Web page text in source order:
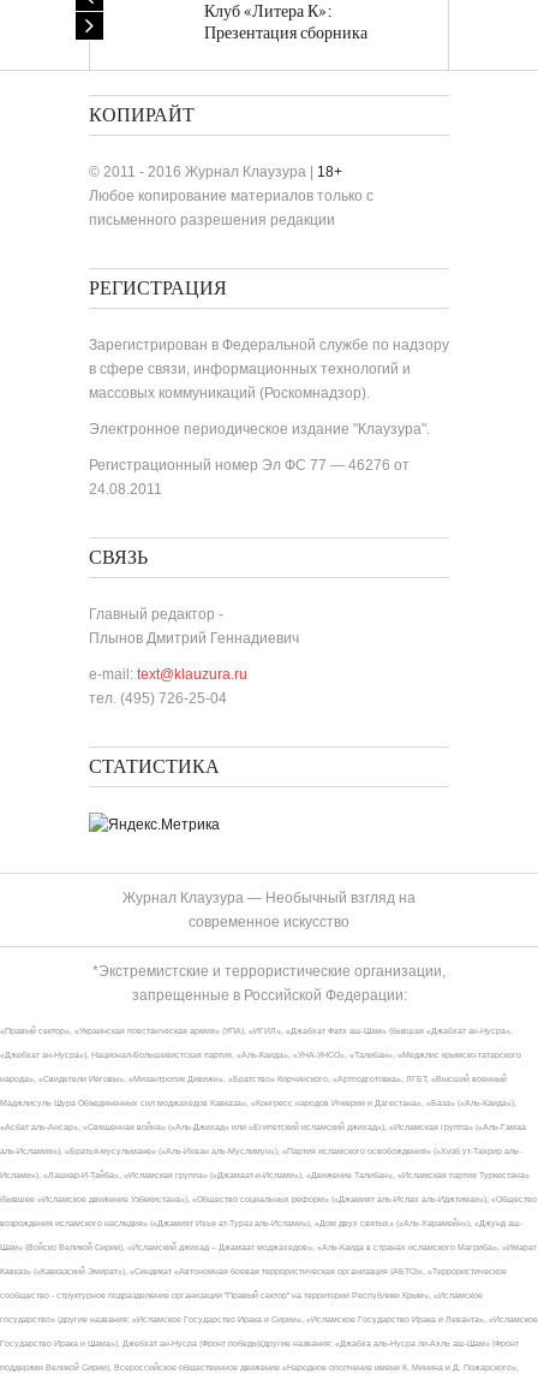
Клуб «Литера К»:
Презентация сборника
КОПИРАЙТ
© 2011 - 2016 Журнал Клаузура | 18+
Любое копирование материалов только с
письменного разрешения редакции
РЕГИСТРАЦИЯ
Зарегистрирован в Федеральной службе по надзору
в сфере связи, информационных технологий и
массовых коммуникаций (Роскомнадзор).
Электронное периодическое издание "Клаузура".
Регистрационный номер Эл ФС 77 — 46276 от
24.08.2011
СВЯЗЬ
Главный редактор -
Плынов Дмитрий Геннадиевич
e-mail: text@klauzura.ru
тел. (495) 726-25-04
СТАТИСТИКА
Журнал Клаузура — Необычный взгляд на
современное искусство
*Экстремистские и террористические организации,
запрещенные в Российской Федерации:
«Правый сектор», «Украинская повстанческая армия» (УПА), «ИГИЛ», «Джабхат Фатх аш-Шам» (бывшая «Джабхат ан-Нусра»,
«Джебхат ан-Нусра»), Национал-Большевистская партия, «Аль-Каида», «УНА-УНСО», «Талибан», «Меджлис крымско-татарского
народа», «Свидетели Иеговы», «Мизантропик Дивижн», «Братство» Корчинского, «Артподготовка», ЛГБТ, «Высший военный
Маджлисуль Шура Объединенных сил моджахедов Кавказа», «Конгресс народов Ичкерии и Дагестана», «База» («Аль-Каида»),
«Асбат аль-Ансар», «Священная война» («Аль-Джихад» или «Египетский исламский джихад»), «Исламская группа» («Аль-Гамаа
аль-Исламия»), «Братья-мусульмане» («Аль-Ихван аль-Муслимун»), «Партия исламского освобождения» («Хизб ут-Тахрир аль-
Ислами»), «Лашкар-И-Тайба», «Исламская группа» («Джамаат-и-Ислами»), «Движение Талибан», «Исламская партия Туркестана»
(бывшее «Исламское движение Узбекистана»), «Общество социальных реформ» («Джамият аль-Ислах аль-Иджтимаи»), «Общество
возрождения исламского наследия» («Джамият Ихья ат-Тураз аль-Ислами»), «Дом двух святых» («Аль-Харамейн»), «Джунд аш-
Шам» (Войско Великой Сирии), «Исламский джихад – Джамаат моджахедов», «Аль-Каида в странах исламского Магриба», «Имарат
Кавказ» («Кавказский Эмират»), «Синдикат «Автономная боевая террористическая организация (АБТО)», «Террористическое
сообщество - структурное подразделение организации "Правый сектор" на территории Республики Крым», «Исламское
государство» (другие названия: «Исламское Государство Ирака и Сирии», «Исламское Государство Ирака и Леванта», «Исламское
Государство Ирака и Шама»), Джебхат ан-Нусра (Фронт победы)(другие названия: «Джабха аль-Нусра ли-Ахль аш-Шам» (Фронт
поддержки Великой Сирии), Всероссийское общественное движение «Народное ополчение имени К. Минина и Д. Пожарского»,